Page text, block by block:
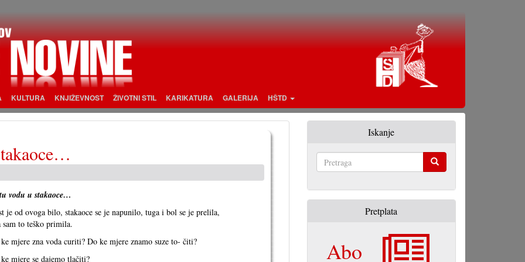
KULTURA KNJIŽEVNOST ŽIVOTNI STIL KARIKATURA GALERIJA HŠTD
vodu u stakaoce…
je od ovoga bilo, stakaoce se je napunilo, tuga i bol se je prelila,
sam to teško primila.
mjere zna voda curiti? Do ke mjere znamo suze to- čiti?
mjere se dajemo tlačiti?
Iskanje
Pretplata
Abo